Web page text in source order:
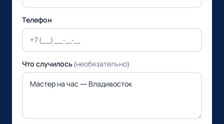
Телефон
Что случилось(необязательно)